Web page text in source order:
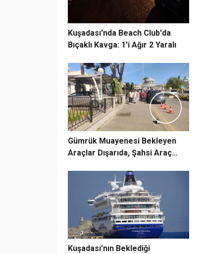
Kuşadası'nda Beach Club'da
Bıçaklı Kavga: 1'i Ağır 2 Yaralı
Gümrük Muayenesi Bekleyen
Araçlar Dışarıda, Şahsi Araç
Kuşadası’nın Beklediği